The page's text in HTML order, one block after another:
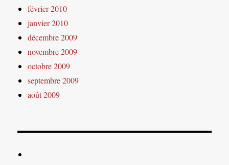
février 2010
janvier 2010
décembre 2009
novembre 2009
octobre 2009
septembre 2009
août 2009